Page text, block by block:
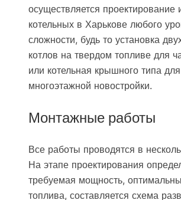
осуществляется проектирование
котельных в Харькове любого
сложности, будь то установка
котлов на твердом топливе для
или котельная крышного типа для
многоэтажной новостройки.
Монтажные работы
Все работы проводятся в
На этапе проектирования
требуемая мощность,
топлива, составляется схема